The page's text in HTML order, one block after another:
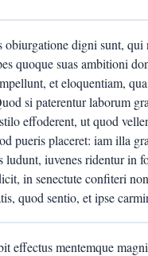
digni sunt, qui
quoque suas ambitioni
et eloquentiam,
si paterentur laborum
effoderent, ut quod
pueris placeret: iam illa
iuvenes ridentur in
in senectute confiteri
quod sentio, et ipse
effectus mentemque